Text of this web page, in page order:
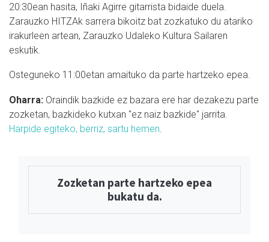
20:30ean hasita, Iñaki Agirre gitarrista bidaide duela.
Zarauzko HITZAk sarrera bikoitz bat zozkatuko du atariko
irakurleen artean, Zarauzko Udaleko Kultura Sailaren
eskutik.
Osteguneko 11:00etan amaituko da parte hartzeko epea.
Oharra: Oraindik bazkide ez bazara ere har dezakezu parte
zozketan, bazkideko kutxan "ez naiz bazkide" jarrita.
Harpide egiteko, berriz, sartu hemen
Zozketan parte hartzeko epea
bukatu da.